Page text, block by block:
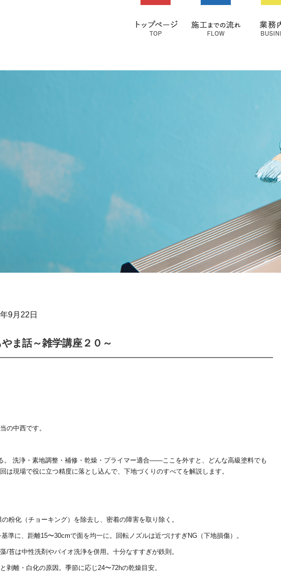
9月22日
ま話～雑学講座２０～
の中西です。
。 洗浄・素地調整・補修・乾燥・プライマー適合——ここを外すと、どんな高級塗料でも
は現場で役に立つ精度に落とし込んで、下地づくりのすべてを解説します。
粉化（チョーキング）を除去し、密着の障害を取り除く。
準に、距離15〜30cmで面を均一に。回転ノズルは近づけすぎNG（下地損傷）。
/苔は中性洗剤やバイオ洗浄を併用。十分なすすぎが鉄則。
剥離・白化の原因。季節に応じ24〜72hの乾燥目安。